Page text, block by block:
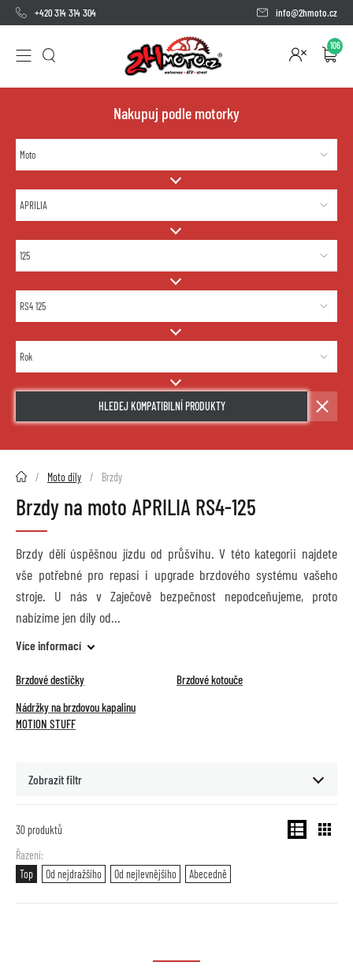
+420 314 314 304 info@2hmoto.cz
106
Nakupuj podle motorky
HLEDEJ KOMPATIBILNÍ PRODUKTY
2HMOTO.cz Moto díly Brzdy
Brzdy na moto APRILIA RS4-125
Brzdy dělí úspěšnou jízdu od průšvihu. V této kategorii najdete
vše potřebné pro repasi i upgrade brzdového systému vašeho
stroje. U nás v Zaječově bezpečnost nepodceňujeme, proto
nabízíme jen díly od
Více informací
Brzdové destičky
Brzdové kotouče
Nádržky na brzdovou kapalinu
MOTION STUFF
Zobrazit filtr
30 produktů
Řazení
Top
Od nejdražšího Od nejlevnějšího Abecedně